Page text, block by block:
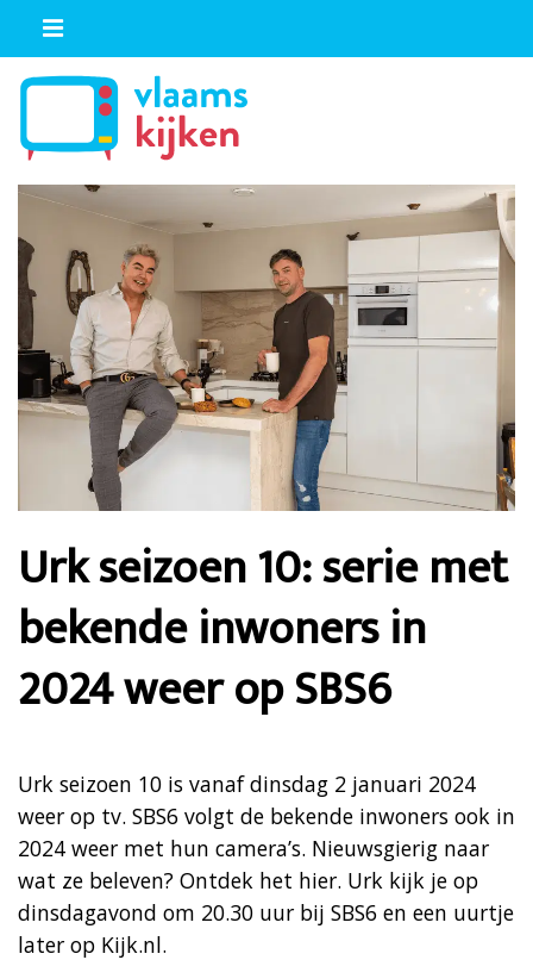
Urk seizoen 10: serie met
bekende inwoners in
2024 weer op SBS6
Urk seizoen 10 is vanaf dinsdag 2 januari 2024
weer op tv. SBS6 volgt de bekende inwoners ook in
2024 weer met hun camera’s. Nieuwsgierig naar
wat ze beleven? Ontdek het hier. Urk kijk je op
dinsdagavond om 20.30 uur bij SBS6 en een uurtje
later op Kijk.nl.